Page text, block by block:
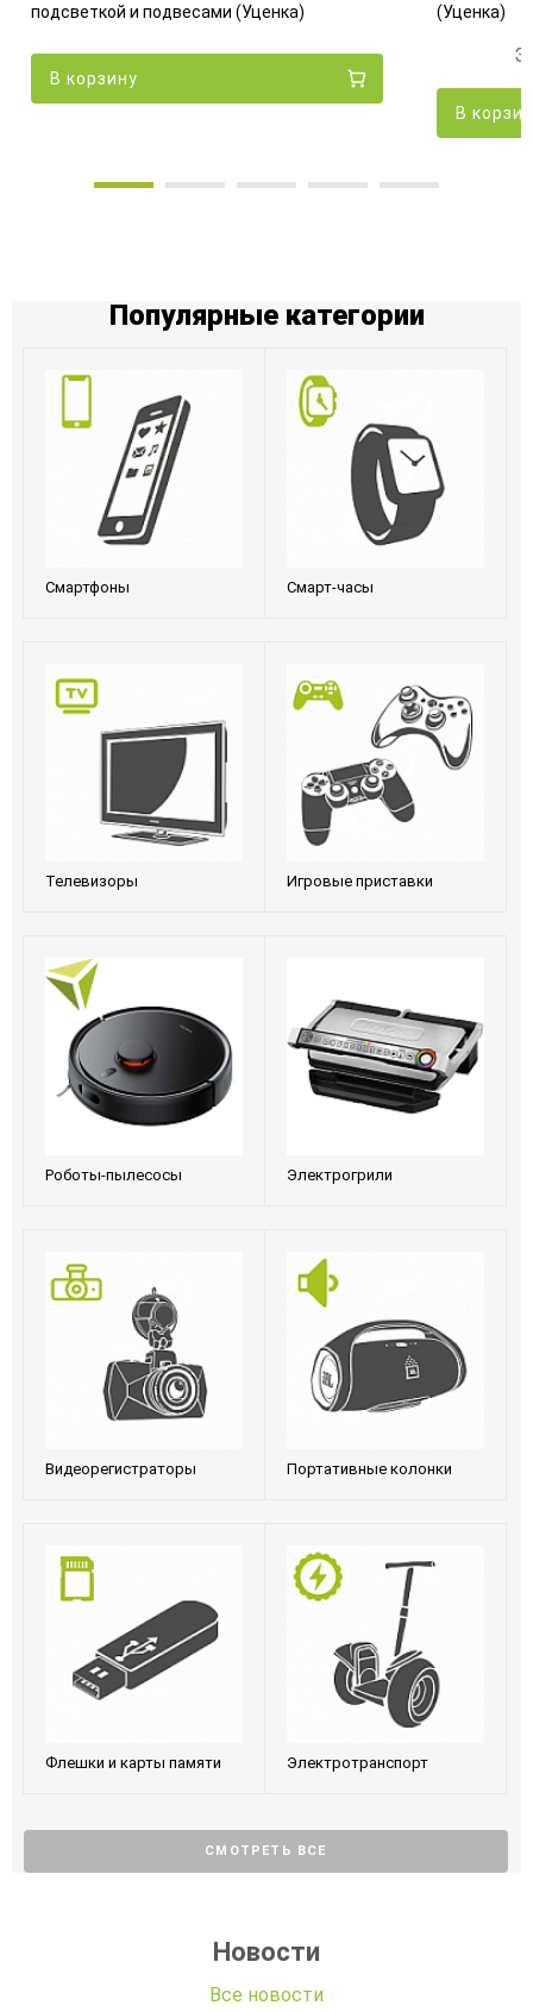
подсветкой и подвесами (Уценка)
В корзину
(Уценка)
В
Популярные категории
СМОТРЕТЬ ВСЕ
Смартфоны Смарт-часы
Телевизоры Игровые приставки
Роботы-пылесосы Электрогрили
Видеорегистраторы Портативные колонки
Флешки и карты памяти Электротранспорт
Новости
Все новости